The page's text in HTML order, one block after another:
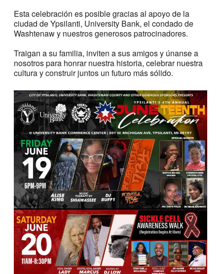
Esta celebración es posible gracias al apoyo de la
ciudad de Ypsilanti, University Bank, el condado de
Washtenaw y nuestros generosos patrocinadores.
Traigan a su familia, inviten a sus amigos y únanse a
nosotros para honrar nuestra historia, celebrar nuestra
cultura y construir juntos un futuro más sólido.